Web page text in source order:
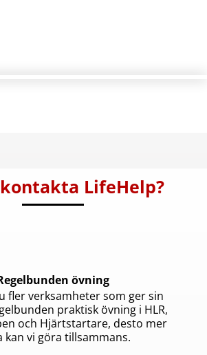
LifeHelp?
övning
fler verksamheter som ger sin
praktisk övning i HLR,
och Hjärtstartare, desto mer
kan vi göra tillsammans.